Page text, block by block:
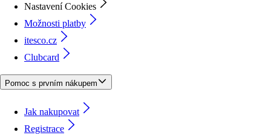
Nastavení Cookies
Možnosti platby
itesco.cz
Clubcard
Pomoc s prvním nákupem
Jak nakupovat
Registrace